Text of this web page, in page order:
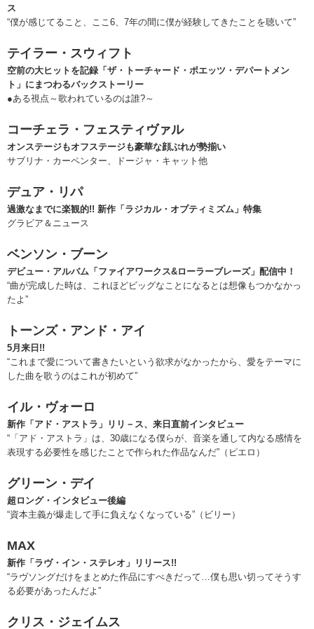
ス
“僕が感じてること、ここ6、7年の間に僕が経験してきたことを聴いて”
テイラー・スウィフト
空前の大ヒットを記録「ザ・トーチャード・ポエッツ・デパートメン
ト」にまつわるバックストーリー
●ある視点～歌われているのは誰?～
コーチェラ・フェスティヴァル
オンステージもオフステージも豪華な顔ぶれが勢揃い
サブリナ・カーペンター、ドージャ・キャット他
デュア・リパ
過激なまでに楽観的!! 新作「ラジカル・オプティミズム」特集
グラビア＆ニュース
ベンソン・ブーン
デビュー・アルバム「ファイアワークス&ローラーブレーズ」配信中！
“曲が完成した時は、これほどビッグなことになるとは想像もつかなかっ
たよ”
トーンズ・アンド・アイ
5月来日!!
“これまで愛について書きたいという欲求がなかったから、愛をテーマに
した曲を歌うのはこれが初めて”
イル・ヴォーロ
新作「アド・アストラ」リリ－ス、来日直前インタビュー
“「アド・アストラ」は、30歳になる僕らが、音楽を通して内なる感情を
表現する必要性を感じたことで作られた作品なんだ”（ピエロ）
グリーン・デイ
超ロング・インタビュー後編
“資本主義が爆走して手に負えなくなっている”（ビリー）
MAX
新作「ラヴ・イン・ステレオ」リリース!!
“ラヴソングだけをまとめた作品にすべきだって…僕も思い切ってそうす
る必要があったんだよ”
クリス・ジェイムス